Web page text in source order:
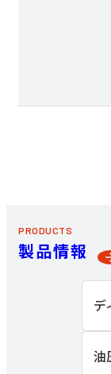
PRODUCTS
製品情報
デ
油